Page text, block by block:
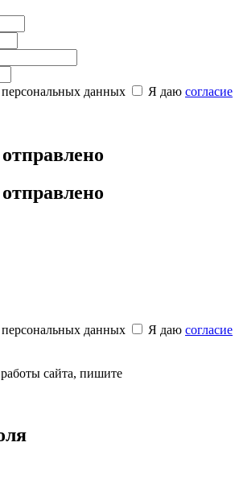
персональных данных Я даю согласие
персональных данных Я даю согласие
сайта, пишите